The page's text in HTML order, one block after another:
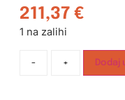
211,37 €
1 na zalihi
- + Dodaj